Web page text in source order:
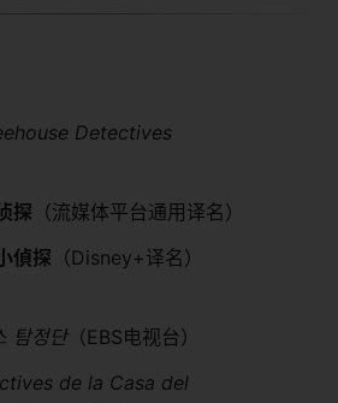
Detectives
探​ ​（流媒体平台通用译名）
偵探​ ​（Disney+译名）
탐정단（EBS电视台）
de la Casa del